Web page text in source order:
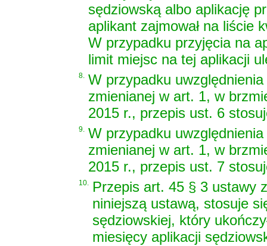
sędziowską albo aplikację
aplikant zajmował na liście
W przypadku przyjęcia na
limit miejsc na tej aplikacji
8. W przypadku
zmienianej w art. 1, w
2015 r., przepis ust. 6
9. W przypadku
zmienianej w art. 1, w
2015 r., przepis ust. 7
10. Przepis art. 45 § 3 ustawy
niniejszą ustawą, stosuje
sędziowskiej, który
miesięcy aplikacji